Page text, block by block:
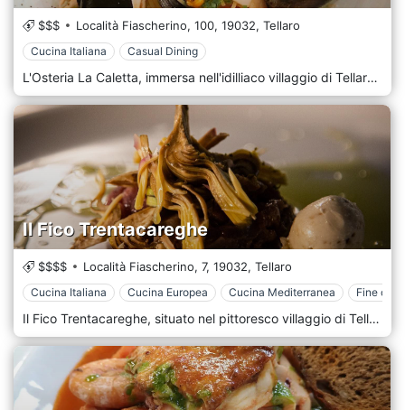
$$$ Località Fiascherino, 100, 19032, Tellaro
Cucina Italiana Casual Dining
L'Osteria La Caletta, immersa nell'idilliaco villaggio di Tellaro in Liguria, offre un'esperienza culinaria affascinante e autentica, catturando l'essenza della tradizionale cucina costiera italiana. Situata in una regione famosa per i suoi paesaggi mozzafiato, dove le aspre scogliere incontrano le acque azzurre del Mediterraneo, l'Osteria La Caletta è un paradiso per coloro che cercano di abbandonarsi ai piaceri semplici ma profondi delle tradizioni culinarie italiane in un ambiente pittoresco. Tellaro, un villaggio celebre per le sue case colorate, le strette strade acciottolate e le splendide viste sul mare, offre uno sfondo perfetto per l'Osteria La Caletta. Il ristorante, che significa "La Piccola Baia", evoca le immagini di un ristorante caratteristico e accogliente. In questo luogo, gente del posto e visitatori si riuniscono per godersi il buon cibo e la serena bellezza della costa ligure. Entrando nell'Osteria La Caletta, gli ospiti vengono accolti in un'atmosfera calda e invitante che fonde il fascino rustico con un senso di comfort familiare. L'arredamento è una deliziosa fusione di elementi tradizionali italiani, con muri in pietra a vista, mobili in legno e accenti nautici che rendono omaggio al patrimonio marittimo del villaggio. L'ambiente è ideale per un piacevole pranzo, una cena romantica o un incontro conviviale con amici e familiari.
Il Fico Trentacareghe
$$$$ Località Fiascherino, 7, 19032, Tellaro
Cucina Italiana Cucina Europea Cucina Mediterranea Fine
Il Fico Trentacareghe, situato nel pittoresco villaggio di Tellaro in Liguria, offre un'esperienza culinaria unica e memorabile che fonde magnificamente il fascino rustico della cucina italiana con un tocco moderno e artistico. Situato in una regione celebre per i suoi splendidi paesaggi costieri, la ricca storia culturale e la diversità culinaria, Il Fico Trentacareghe offre un'atmosfera invitante ed eclettica, perfetta per chi cerca una cucina italiana innovativa in un ambiente davvero pittoresco. Immerso nel cuore di Tellaro, un villaggio noto per i suoi colori vivaci, le strade strette e tortuose e le viste mozzafiato sul mare, Il Fico Trentacareghe (che si traduce in "Il fico a trenta raggi") cattura l'immaginazione con il suo nome stravagante e il suo spirito creativo. Il nome unico del ristorante suggerisce il suo impegno per l'originalità e il suo abbraccio tra tradizione e innovazione. Quando gli ospiti entrano a Il Fico Trentacareghe, vengono accolti da un'atmosfera che combina l'eleganza contemporanea con elementi del tradizionale design italiano. L'arredamento è minuziosamente curato per creare uno spazio elegante e confortevole, caratterizzato da un mix di arte moderna, accenti rustici in legno e una tavolozza di colori caldi e invitanti. L'ambiente è ideale per varie occasioni, dai pranzi informali alle cene intime.